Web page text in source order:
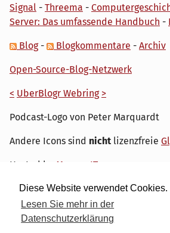
Diese Website verwendet Cookies.
Lesen Sie mehr in der
Datenschutzerklärung
Signal - Threema -
Server: Das umfassende Handbuch -
Blog- Blogkommentare - Archiv
Open-Source-Blog-Netzwerk
< UberBlogr Webring >
Podcast-Logo von Peter Marquardt
Andere Icons sind nicht lizenzfreie
Hosted by My own IT.